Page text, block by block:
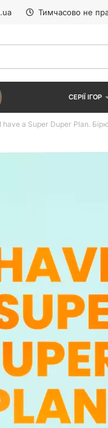
Тимчасово не
СЕРІЇ ІГОР
have a Super Duper Plan.